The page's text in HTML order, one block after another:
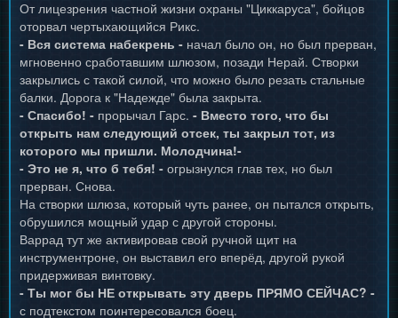
От лицезрения частной жизни охраны "Циккаруса", бойцов
оторвал чертыхающийся Рикс.
- Вся система набекрень - начал было он, но был прерван,
мгновенно сработавшим шлюзом, позади Нерай. Створки
закрылись с такой силой, что можно было резать стальные
балки. Дорога к "Надежде" была закрыта.
- Спасибо! - прорычал Гарс. - Вместо того, что бы
открыть нам следующий отсек, ты закрыл тот, из
которого мы пришли. Молодчина!-
- Это не я, что б тебя! - огрызнулся глав тех, но был
прерван. Снова.
На створки шлюза, который чуть ранее, он пытался открыть,
обрушился мощный удар с другой стороны.
Варрад тут же активировав свой ручной щит на
инструментроне, он выставил его вперёд, другой рукой
придерживая винтовку.
- Ты мог бы НЕ открывать эту дверь ПРЯМО СЕЙЧАС? -
с подтекстом поинтересовался боец.